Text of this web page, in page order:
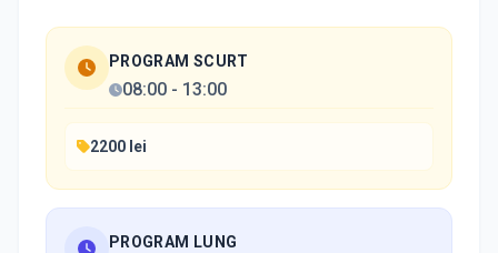
PROGRAM SCURT
08:00 - 13:00
2200 lei
PROGRAM LUNG